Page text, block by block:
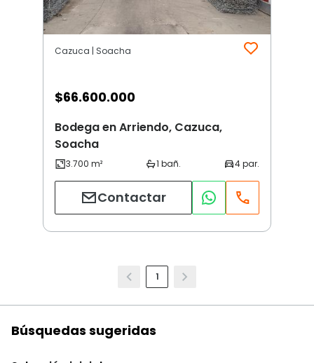
Cazuca | Soacha
$66.600.000
Bodega en Arriendo, Cazuca,
Soacha
Contactar
1